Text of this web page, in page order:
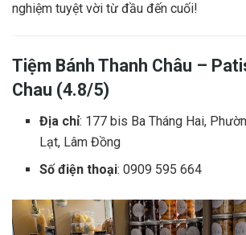
nghiệm tuyệt vời từ đầu đến cuối!
Tiệm Bánh Thanh Châu –
Chau (4.8/5)
Địa chỉ: 177 bis Ba Tháng Hai,
Lạt, Lâm Đồng
Số điện thoại: 0909 595 664